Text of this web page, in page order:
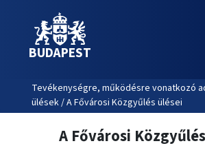
BUDAPEST
Tevékenységre, működésre vonatkozó
ülések / A Fővárosi Közgyűlés ülései
A Fővárosi